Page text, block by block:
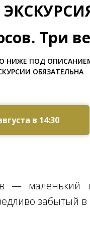
Три
НИЖЕ ПОД
ОБЯЗАТЕЛЬНА
в 14:30
маленький
забытый